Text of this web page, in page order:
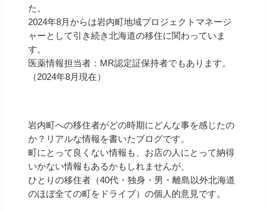
た。
2024年8月からは岩内町地域プロジェクトマネージ
ャーとして引き続き北海道の移住に関わっていま
す。
医薬情報担当者：MR認定証保持者でもあります。
（2024年8月現在）
岩内町への移住者がどの時期にどんな事を感じたの
か？リアルな情報を書いたブログです。
町にとって良くない情報も、お店の人にとって納得
いかない情報もあるかもしれませんが、
ひとりの移住者（40代・独身・男・離島以外北海道
のほぼ全ての町をドライブ）の個人的意見です。